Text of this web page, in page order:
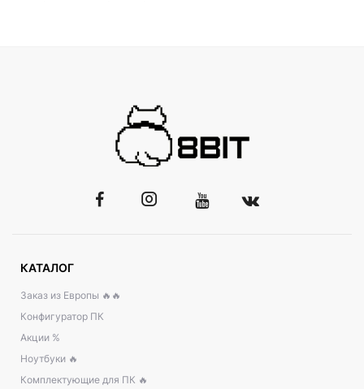
КАТАЛОГ
Заказ из Европы 🔥🔥
Конфигуратор ПК
Акции %
Ноутбуки 🔥
Комплектующие для ПК 🔥